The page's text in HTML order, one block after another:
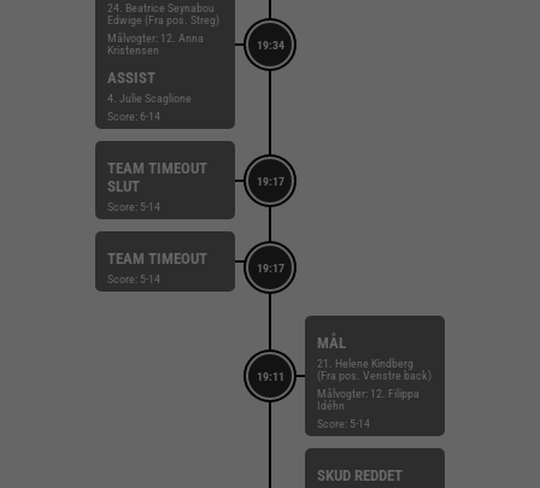
19:34
24. Beatrice Seynabou
Edwige (Fra pos. Streg)
Målvogter: 12. Anna
Kristensen
ASSIST
4. Julie Scaglione
Score: 6-14
19:17
TEAM TIMEOUT
SLUT
Score: 5-14
19:17
TEAM TIMEOUT
Score: 5-14
19:11
MÅL
21. Helene Kindberg
(Fra pos. Venstre back)
Målvogter: 12. Filippa
Idéhn
Score: 5-14
SKUD REDDET